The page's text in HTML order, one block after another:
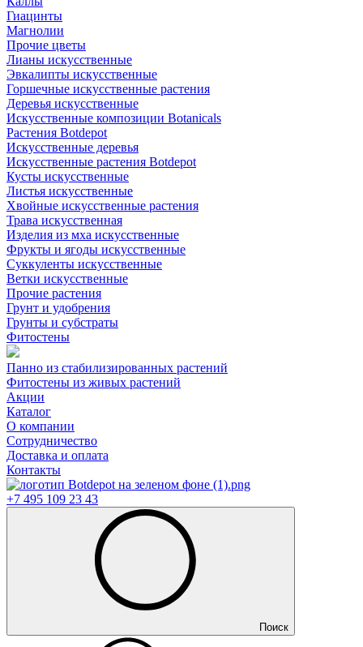
Гиацинты
Магнолии
Прочие цветы
Лианы искусственные
Эвкалипты искусственные
Горшечные искусственные растения
Деревья искусственные
Искусственные композиции Botanicals
Растения Botdepot
Искусственные деревья
Искусственные растения Botdepot
Кусты искусственные
Листья искусственные
Хвойные искусственные растения
Трава искусственная
Изделия из мха искусственные
Фрукты и ягоды искусственные
Суккуленты искусственные
Ветки искусственные
Прочие растения
Грунт и удобрения
Грунты и субстраты
Фитостены
Панно из стабилизированных растений
Фитостены из живых растений
Акции
Каталог
О компании
Сотрудничество
Доставка и оплата
Контакты
+7 495 109 23 43
Поиск